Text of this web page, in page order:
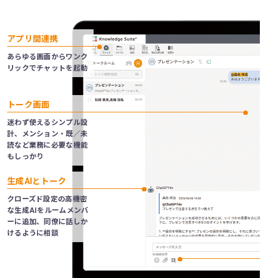
取引先担当者
名寄せ
ファイル
管理機能
共通管理画面
AIエージェントX
サービス連携
プラン紹介
アプリ間連携
あらゆる画面からワンク
リックでチャットを起動
トーク画面
迷わず使えるシンプル設
計、メンション・既／未
読など業務に必要な機能
もしっかり
生成AIとトーク
クローズド設定の高機密
な生成AIをルームメンバ
ーに追加、同僚に話しか
けるように相談